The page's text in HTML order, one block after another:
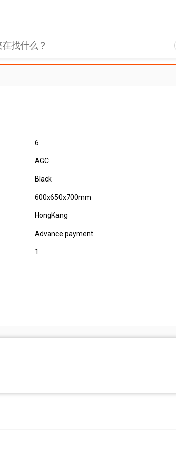
6
AGC
Black
600x650x700mm
HongKang
Advance payment
1